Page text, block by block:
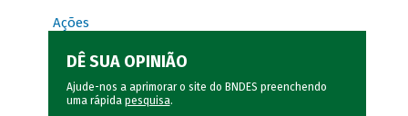
Ações
DÊ SUA OPINIÃO
Ajude-nos a aprimorar o site do BNDES preenchendo
uma rápida pesquisa.